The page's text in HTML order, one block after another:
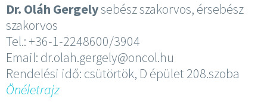
Dr. Oláh Gergelysebész szakorvos, érsebész
szakorvos
Tel.: +36-1-2248600/3904
Email: dr.olah.gergely@oncol.hu
Rendelési idő: csütörtök, D épület 208.szoba
Önéletrajz